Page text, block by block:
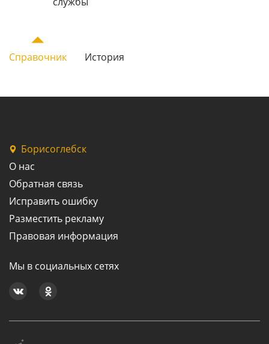
Справочник История
Борисоглебск
О нас
Обратная связь
Исправить ошибку
Разместить рекламу
Правовая информация
Мы в социальных сетях